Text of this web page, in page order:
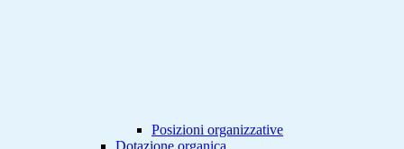
Posizioni organizzative